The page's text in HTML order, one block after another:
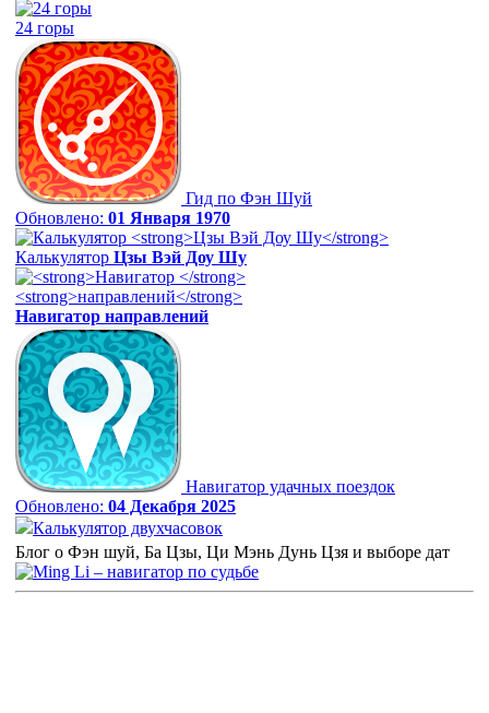
24 горы
Гид по Фэн Шуй
Обновлено: 01 Января 1970
Калькулятор Цзы Вэй Доу Шу
Навигатор направлений
Навигатор удачных поездок
Обновлено: 04 Декабря 2025
Калькулятор двухчасовок
Блог о Фэн шуй, Ба Цзы, Ци Мэнь Дунь Цзя и выборе дат